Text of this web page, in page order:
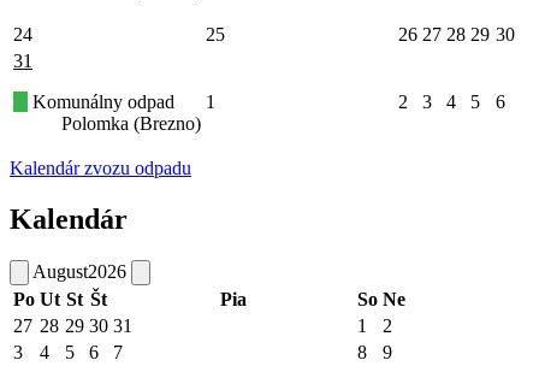
24 25 26 27 28 29 30
31
Komunálny odpad
Polomka (Brezno)
1 2 3 4 5 6
Kalendár zvozu odpadu
Kalendár
August2026
Po Ut St Št Pia So Ne
27 28 29 30 31 1
2
3
4 5 6 7 8 9